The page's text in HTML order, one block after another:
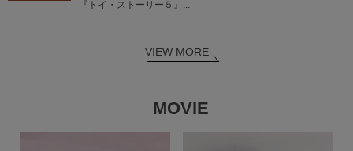
『トイ・ストーリー５』...
VIEW MORE
MOVIE